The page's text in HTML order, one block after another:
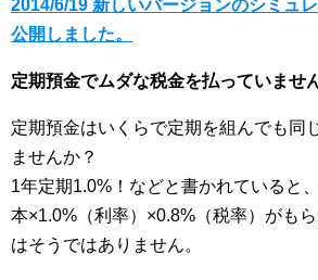
2014/6/19 新しいバージョンのシミュ
公開しました。
定期預金でムダな税金を払っていませ
定期預金はいくらで定期を組んでも同
ませんか？
1年定期1.0%！などと書かれていると
本×1.0%（利率）×0.8%（税率）がも
はそうではありません。